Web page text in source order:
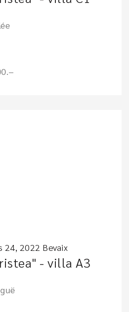
24, 2022 Bevaix
- villa A3